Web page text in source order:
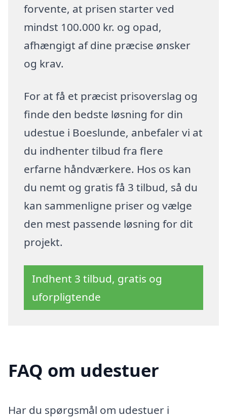
forvente, at prisen starter ved
mindst 100.000 kr. og opad,
afhængigt af dine præcise ønsker
og krav.
For at få et præcist prisoverslag og
finde den bedste løsning for din
udestue i Boeslunde, anbefaler vi at
du indhenter tilbud fra flere
erfarne håndværkere. Hos os kan
du nemt og gratis få 3 tilbud, så du
kan sammenligne priser og vælge
den mest passende løsning for dit
projekt.
Indhent 3 tilbud, gratis og
uforpligtende
FAQ om udestuer
Har du spørgsmål om udestuer i